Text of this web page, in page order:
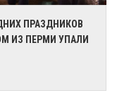
ПРАЗДНИКОВ
ИЗ ПЕРМИ УПАЛИ